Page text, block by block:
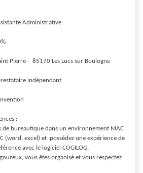
Administrative
Pierre -  85170 Les Lucs sur Boulogne
indépendant
:
de bureautique dans un environnement MAC
(word, excel) et  possédez une expérience de
avec le logiciel COGILOG.
vous êtes organisé et vous respectez